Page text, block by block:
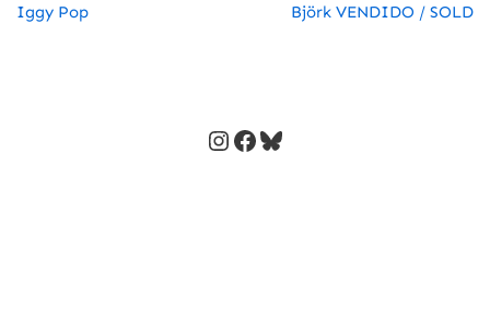
Iggy Pop Björk VENDIDO / SOLD